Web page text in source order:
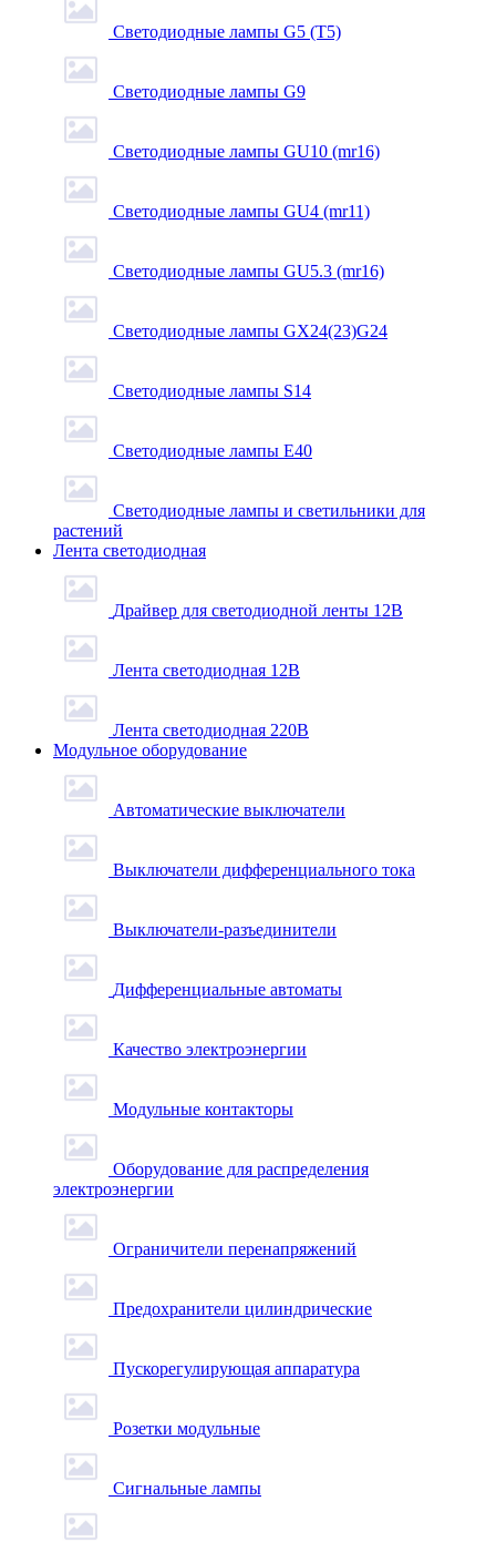
Светодиодные лампы G5 (T5)
Светодиодные лампы G9
Светодиодные лампы GU10 (mr16)
Светодиодные лампы GU4 (mr11)
Светодиодные лампы GU5.3 (mr16)
Светодиодные лампы GX24(23)G24
Светодиодные лампы S14
Светодиодные лампы Е40
Светодиодные лампы и светильники для
растений
Лента светодиодная
Драйвер для светодиодной ленты 12В
Лента светодиодная 12В
Лента светодиодная 220В
Модульное оборудование
Автоматические выключатели
Выключатели дифференциального тока
Выключатели-разъединители
Дифференциальные автоматы
Качество электроэнергии
Модульные контакторы
Оборудование для распределения
электроэнергии
Ограничители перенапряжений
Предохранители цилиндрические
Пускорегулирующая аппаратура
Розетки модульные
Сигнальные лампы